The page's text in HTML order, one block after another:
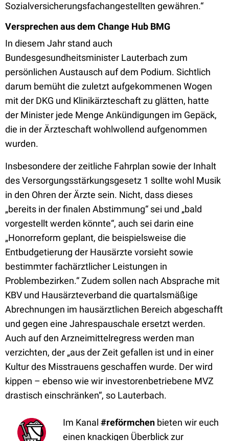
Sozialversicherungsfachangestellten gewähren.“
Versprechen aus dem Change Hub BMG
In diesem Jahr stand auch
Bundesgesundheitsminister Lauterbach zum
persönlichen Austausch auf dem Podium. Sichtlich
darum bemüht die zuletzt aufgekommenen Wogen
mit der DKG und Klinikärzteschaft zu glätten, hatte
der Minister jede Menge Ankündigungen im Gepäck,
die in der Ärzteschaft wohlwollend aufgenommen
wurden.
Insbesondere der zeitliche Fahrplan sowie der Inhalt
des Versorgungsstärkungsgesetz 1 sollte wohl Musik
in den Ohren der Ärzte sein. Nicht, dass dieses
„bereits in der finalen Abstimmung“ sei und „bald
vorgestellt werden könnte“, auch sei darin eine
„Honorreform geplant, die beispielsweise die
Entbudgetierung der Hausärzte vorsieht sowie
bestimmter fachärztlicher Leistungen in
Problembezirken.“ Zudem sollen nach Absprache mit
KBV und Hausärzteverband die quartalsmäßige
Abrechnungen im hausärztlichen Bereich abgeschafft
und gegen eine Jahrespauschale ersetzt werden.
Auch auf den Arzneimittelregress werden man
verzichten, der „aus der Zeit gefallen ist und in einer
Kultur des Misstrauens geschaffen wurde. Der wird
kippen – ebenso wie wir investorenbetriebene MVZ
drastisch einschränken“, so Lauterbach.
Im Kanal #reförmchen bieten wir euch
einen knackigen Überblick zur